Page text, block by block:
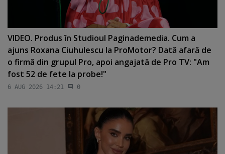
VIDEO. Produs în Studioul Paginademedia. Cum a
ajuns Roxana Ciuhulescu la ProMotor? Dată afară de
o firmă din grupul Pro, apoi angajată de Pro TV: "Am
fost 52 de fete la probe!"
6 AUG 2026 14:21 0